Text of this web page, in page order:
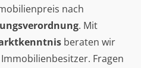
nach
. Mit
beraten wir
Fragen